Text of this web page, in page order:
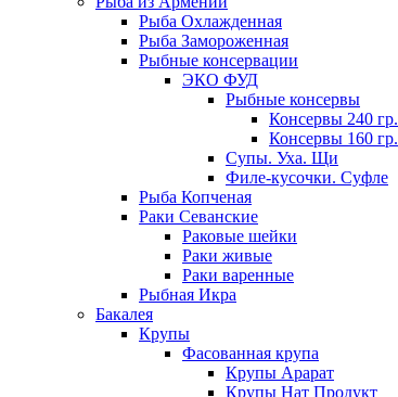
Рыба Охлажденная
Рыба Замороженная
Рыбные консервации
ЭКО ФУД
Рыбные консервы
Консервы 240 гр.
Консервы 160 гр.
Супы. Уха. Щи
Филе-кусочки. Суфле
Рыба Копченая
Раки Севанские
Раковые шейки
Раки живые
Раки варенные
Рыбная Икра
Бакалея
Крупы
Фасованная крупа
Крупы Арарат
Крупы Нат Продукт